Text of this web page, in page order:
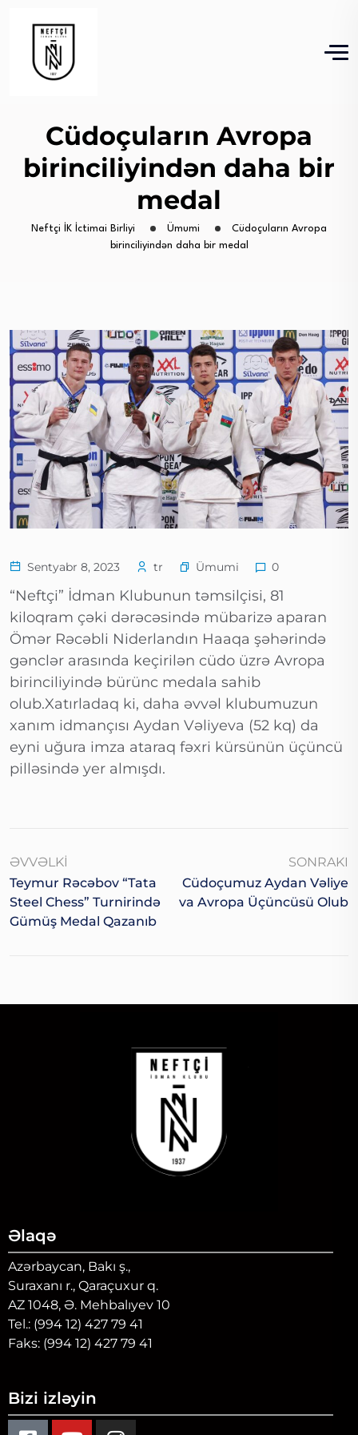
Cüdoçuların Avropa
birinciliyindən daha bir
medal
Neftçi İK İctimai Birliyi Ümumi
Cüdoçuların Avropa
birinciliyindən daha bir medal
Sentyabr 8, 2023 tr Ümumi 0
“Neftçi” İdman Klubunun təmsilçisi, 81
kiloqram çəki dərəcəsində mübarizə aparan
Ömər Rəcəbli Niderlandın Haaqa şəhərində
gənclər arasında keçirilən cüdo üzrə Avropa
birinciliyində bürünc medala sahib
olub.Xatırladaq ki, daha əvvəl klubumuzun
xanım idmançısı Aydan Vəliyeva (52 kq) da
eyni uğura imza ataraq fəxri kürsünün üçüncü
pilləsində yer almışdı.
ƏVVƏLKI
Teymur Rəcəbov “Tata
Steel Chess” Turnirində
Gümüş Medal Qazanıb
SONRAKI
Cüdoçumuz Aydan Vəliye
Va Avropa Üçüncüsü Olub
Əlaqə
Azərbaycan, Bakı ş.,
Suraxanı r., Qaraçuxur q.
AZ 1048, Ə. Mehbalıyev 10
Tel.: (994 12) 427 79 41
Faks: (994 12) 427 79 41
Bizi izləyin